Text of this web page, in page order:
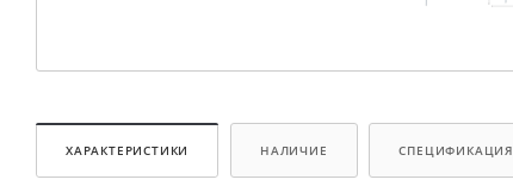
ХАРАКТЕРИСТИКИ НАЛИЧИЕ СПЕЦИФИКАЦИЯ